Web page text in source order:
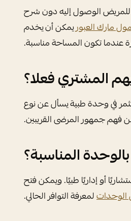
الوصول إليه دون شرح
مارك العبوريمكن أن يخدم
عندما تكون المساحة مناسبة.
المشتري فعلا؟
في وحدة طبية يسأل عن نوع
فهم جمهور المرضى القريبين.
المناسبة؟
أو إداريًا طبيًا. ويمكن فتح
الوحداتلمعرفة التوافر الحالي.